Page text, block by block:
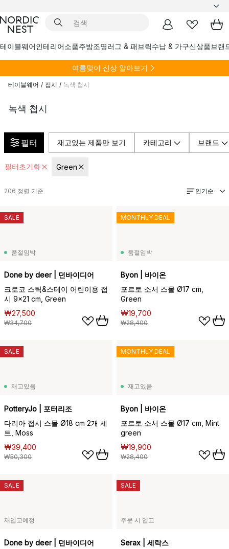
테이블웨어인테리어소품주방조명러그 & 패브릭수납 & 가구신상품브랜
여름맞이 신상 알아보기
테이블웨어 / 접시 / 녹색 첩시
녹색 첩시
필터 재고있는 제품만 보기 카테고리 브랜드
필터초기화 Green
206 정렬 기준 인기순
품절임박
Done by deer | 던바이디어
크로코 스틱&스테이 어린이용 접
시 9x21 cm, Green
₩27,500
₩34,700
SALE
품절임박
Byon | 바이온
포르토 소서 스몰 Ø17 cm,
Green
₩19,700
₩28,400
MONTHLY DEAL
재고있음
PotteryJo | 포터리조
다리아 접시 스몰 Ø18 cm 2개 세
트, Moss
₩39,400
₩50,300
SALE
재고있음
Byon | 바이온
포르토 소서 스몰 Ø17 cm, Mint
green
₩19,900
₩28,400
MONTHLY DEAL
재입고예정
Done by deer | 던바이디어
SALE
주문 시 입고
Serax | 세락스
SALE